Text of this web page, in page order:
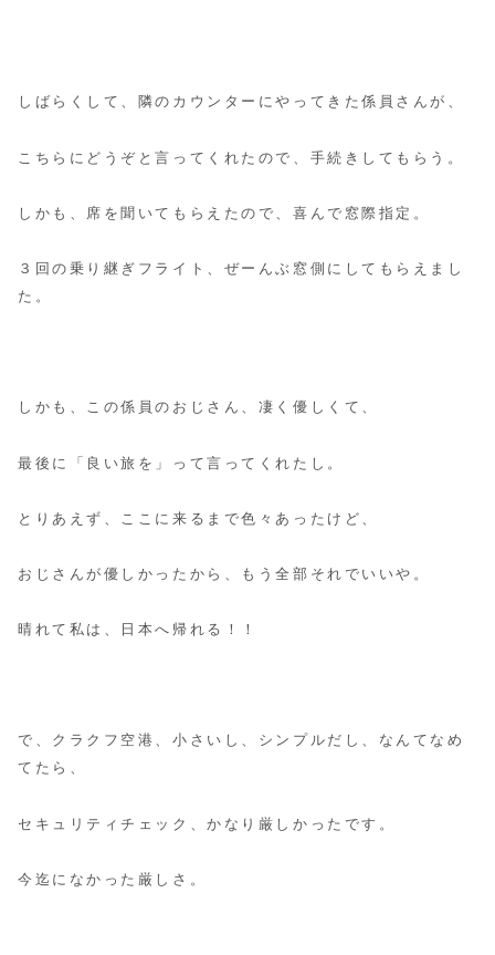
しばらくして、隣のカウンターにやってきた係員さんが、
こちらにどうぞと言ってくれたので、手続きしてもらう。
しかも、席を聞いてもらえたので、喜んで窓際指定。
３回の乗り継ぎフライト、ぜーんぶ窓側にしてもらえまし
た。
しかも、この係員のおじさん、凄く優しくて、
最後に「良い旅を」って言ってくれたし。
とりあえず、ここに来るまで色々あったけど、
おじさんが優しかったから、もう全部それでいいや。
晴れて私は、日本へ帰れる！！
で、クラクフ空港、小さいし、シンプルだし、なんてなめ
てたら、
セキュリティチェック、かなり厳しかったです。
今迄になかった厳しさ。